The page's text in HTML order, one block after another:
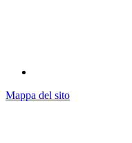
Mappa del sito